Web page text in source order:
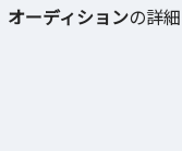
オーディションの詳